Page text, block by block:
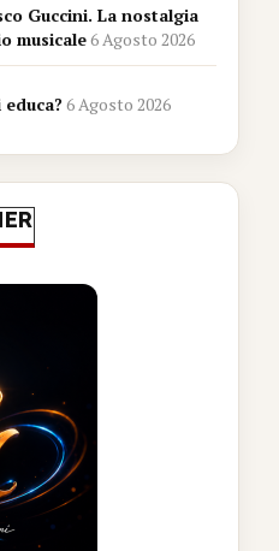
Guccini. La nostalgia
musicale6 Agosto 2026
6 Agosto 2026